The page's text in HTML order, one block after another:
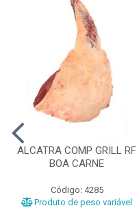
ALCATRA COMP GRILL RF
BOA CARNE
Código: 4285
Produto de peso variável